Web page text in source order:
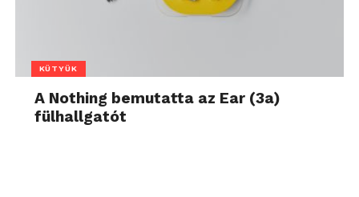
KÜTYÜK
A Nothing bemutatta az Ear (3a)
fülhallgatót